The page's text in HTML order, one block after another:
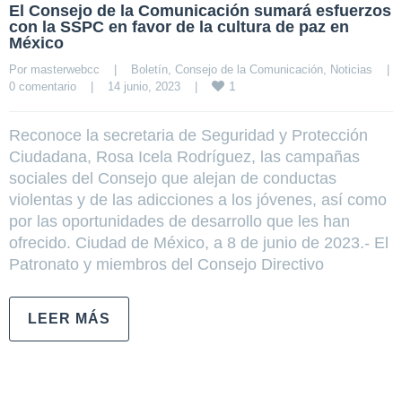
El Consejo de la Comunicación sumará esfuerzos
con la SSPC en favor de la cultura de paz en
México
Por masterwebcc | Boletín Consejo de la Comunicación Noticias
|
0 comentario
| 14 junio, 2023 | 1
Reconoce la secretaria de Seguridad y Protección
Ciudadana, Rosa Icela Rodríguez, las campañas
sociales del Consejo que alejan de conductas
violentas y de las adicciones a los jóvenes, así como
por las oportunidades de desarrollo que les han
ofrecido. Ciudad de México, a 8 de junio de 2023.- El
Patronato y miembros del Consejo Directivo
LEER MÁS